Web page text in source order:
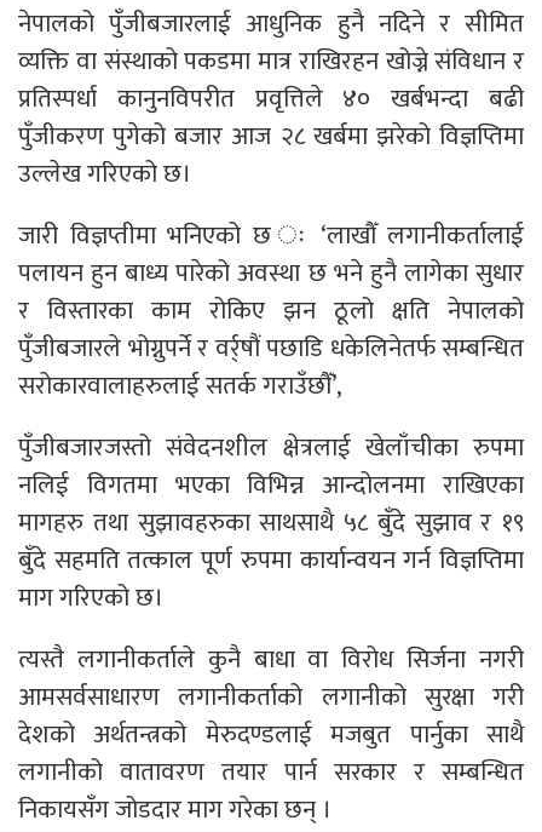
नेपालको पुँजीबजारलाई आधुनिक हुनै नदिने र सीमित
व्यक्ति वा संस्थाको पकडमा मात्र राखिरहन खोज्ने संविधान र
प्रतिस्पर्धा कानुनविपरीत प्रवृत्तिले ४० खर्बभन्दा बढी
पुँजीकरण पुगेको बजार आज २८ खर्बमा झरेको विज्ञप्तिमा
उल्लेख गरिएको छ।
जारी विज्ञप्तीमा भनिएको छ ः ‘लाखौँ लगानीकर्तालाई
पलायन हुन बाध्य पारेको अवस्था छ भने हुनै लागेका सुधार
र विस्तारका काम रोकिए झन ठूलो क्षति नेपालको
पुँजीबजारले भोग्नुपर्ने र वर्र्षौं पछाडि धकेलिनेतर्फ सम्बन्धित
सरोकारवालाहरुलाई सतर्क गराउँछौँ’,
पुँजीबजारजस्तो संवेदनशील क्षेत्रलाई खेलाँचीका रुपमा
नलिई विगतमा भएका विभिन्न आन्दोलनमा राखिएका
मागहरु तथा सुझावहरुका साथसाथै ५८ बुँदे सुझाव र १९
बुँदे सहमति तत्काल पूर्ण रुपमा कार्यान्वयन गर्न विज्ञप्तिमा
माग गरिएको छ।
त्यस्तै लगानीकर्ताले कुनै बाधा वा विरोध सिर्जना नगरी
आमसर्वसाधारण लगानीकर्ताको लगानीको सुरक्षा गरी
देशको अर्थतन्त्रको मेरुदण्डलाई मजबुत पार्नुका साथै
लगानीको वातावरण तयार पार्न सरकार र सम्बन्धित
निकायसँग जोडदार माग गरेका छन् ।